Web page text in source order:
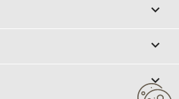


keyboard_arrow_down